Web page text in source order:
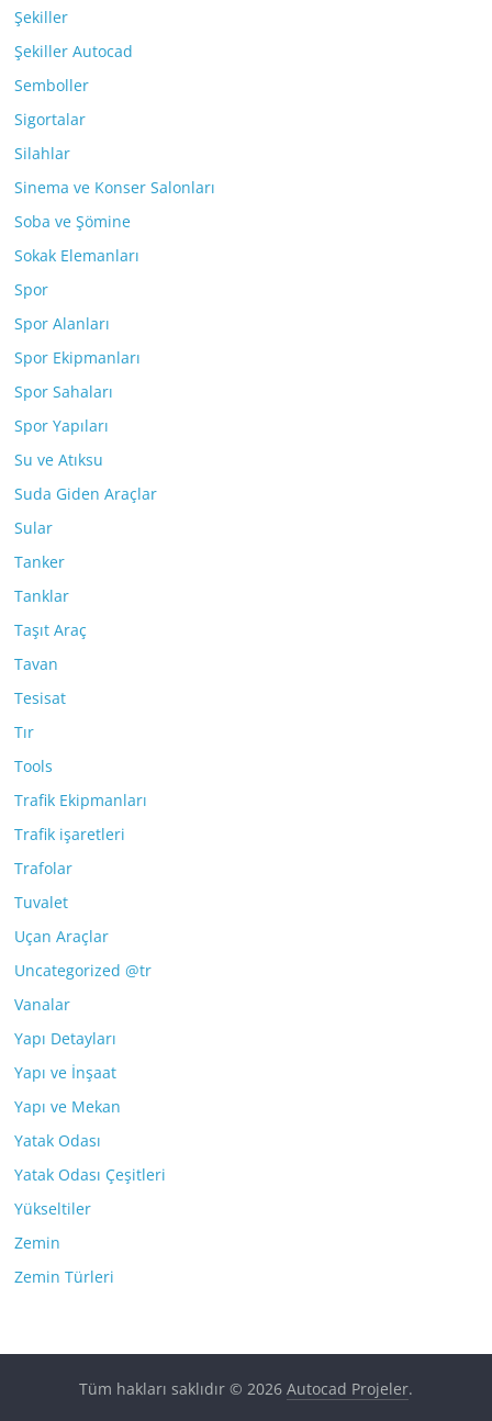
Şekiller
Şekiller Autocad
Semboller
Sigortalar
Silahlar
Sinema ve Konser Salonları
Soba ve Şömine
Sokak Elemanları
Spor
Spor Alanları
Spor Ekipmanları
Spor Sahaları
Spor Yapıları
Su ve Atıksu
Suda Giden Araçlar
Sular
Tanker
Tanklar
Taşıt Araç
Tavan
Tesisat
Tır
Tools
Trafik Ekipmanları
Trafik işaretleri
Trafolar
Tuvalet
Uçan Araçlar
Uncategorized @tr
Vanalar
Yapı Detayları
Yapı ve İnşaat
Yapı ve Mekan
Yatak Odası
Yatak Odası Çeşitleri
Yükseltiler
Zemin
Zemin Türleri
Tüm hakları saklıdır © 2026 Autocad Projeler.